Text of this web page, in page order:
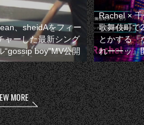
、sheidAをフィー
ャーした最新シング
“gossip boy”MV公開
Rachel ×
歌舞伎町で
とかする『
れーーッ』
MORE